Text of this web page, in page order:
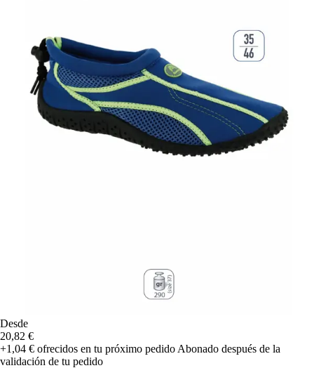
Desde
20,82 €
+1,04 € ofrecidos en tu próximo pedido Abonado después de la
validación de tu pedido